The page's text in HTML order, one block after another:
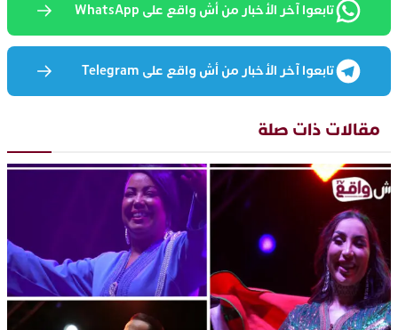
تابعوا آخر الأخبار من أش واقع على WhatsApp
تابعوا آخر الأخبار من أش واقع على Telegram
مقالات ذات صلة